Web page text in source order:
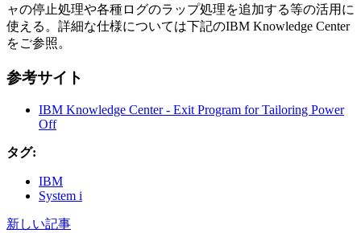
ャの停止処理や各種ログのラップ処理を追加する等の活用に
使える。詳細な仕様については下記のIBM Knowledge Center
をご参照。
参考サイト
IBM Knowledge Center - Exit Program for Tailoring Power
Off
タグ:
IBM
System i
新しい記事